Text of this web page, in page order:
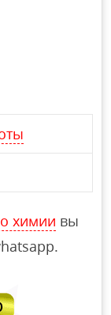
химии вы